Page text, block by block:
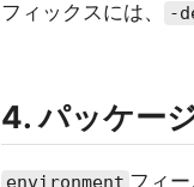
フィックスには、
-
4. パッケー
environment フィ